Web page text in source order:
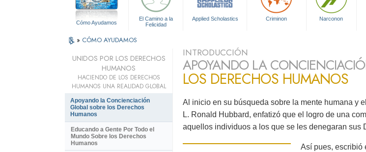
Cómo Ayudamos
El Camino a la
Felicidad
Applied Scholastics Criminon Narconon
» CÓMO AYUDAMOS
INTRODUCCIÓN
APOYANDO LA
LOS DERECHOS HUMANOS
Al inicio en su búsqueda sobre la mente humana y
L. Ronald Hubbard, enfatizó que el logro de una
aquellos individuos a los que se les denegaran sus
Así pues, escribió
UNIDOS POR LOS DERECHOS
HUMANOS
HACIENDO DE LOS DERECHOS
HUMANOS UNA REALIDAD GLOBAL
Apoyando la Concienciación
Global sobre los Derechos
Humanos
Educando a Gente Por Todo el
Mundo Sobre los Derechos
Humanos